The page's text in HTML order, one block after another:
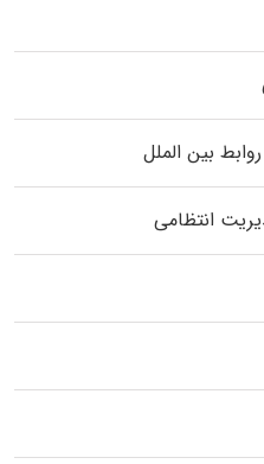
بین الملل
انتظامی